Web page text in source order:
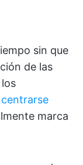
sin que
de las
centrarse
marca